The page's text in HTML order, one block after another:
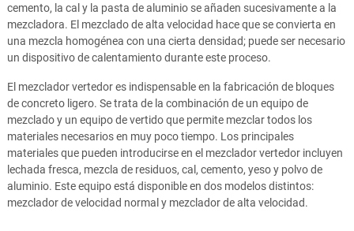
cemento, la cal y la pasta de aluminio se añaden sucesivamente a la
mezcladora. El mezclado de alta velocidad hace que se convierta en
una mezcla homogénea con una cierta densidad; puede ser necesario
un dispositivo de calentamiento durante este proceso.
El mezclador vertedor es indispensable en la fabricación de bloques
de concreto ligero. Se trata de la combinación de un equipo de
mezclado y un equipo de vertido que permite mezclar todos los
materiales necesarios en muy poco tiempo. Los principales
materiales que pueden introducirse en el mezclador vertedor incluyen
lechada fresca, mezcla de residuos, cal, cemento, yeso y polvo de
aluminio. Este equipo está disponible en dos modelos distintos:
mezclador de velocidad normal y mezclador de alta velocidad.